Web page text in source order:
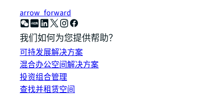
arrow_forward
我们如何为您提供帮助？
可持发展解决方案
混合办公空间解决方案
投资组合管理
查找并租赁空间